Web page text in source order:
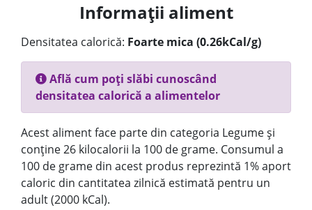
Informații aliment
Densitatea calorică: Foarte mica (0.26kCal/g)
Află cum poți slăbi cunoscând
densitatea calorică a alimentelor
Acest aliment face parte din categoria Legume și
conține 26 kilocalorii la 100 de grame. Consumul a
100 de grame din acest produs reprezintă 1% aport
caloric din cantitatea zilnică estimată pentru un
adult (2000 kCal).